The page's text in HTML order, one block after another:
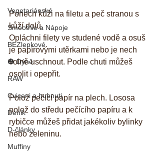
Vegetariánské
Smoothie a Nápoje
BEZlepkové
🎃 Dýně
RAW
Cviceni a hubnuti
Denik
D-články
Muffiny
Ponech kůži na filetu a peč stranou s
kůží dolů.
Opláchni filety ve studené vodě a osuš
je papírovými utěrkami nebo je nech
volně uschnout. Podle chuti můžeš
osolit i opepřit.
Polož pečící papír na plech. Lososa
polož do středu pečícího papíru a k
rybičce můžeš přidat jakékoliv bylinky
nebo zeleninu.